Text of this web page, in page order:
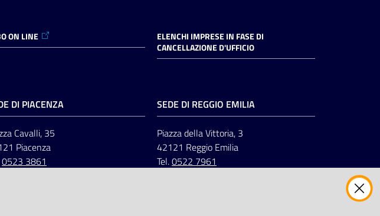
ON LINE
ELENCHI IMPRESE IN FASE DI
CANCELLAZIONE D'UFFICIO
DI PIACENZA
Cavalli, 35
Piacenza
0523 3861
SEDE DI REGGIO EMILIA
Piazza della Vittoria, 3
42121 Reggio Emilia
Tel.0522 7961